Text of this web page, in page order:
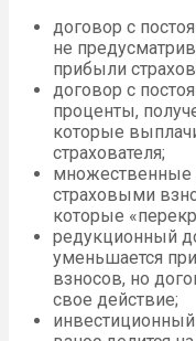
договор с
не
прибыли
договор с
проценты,
которые
страхователя;
страховыми
которые
редукционный
уменьшается
взносов, но
свое действие;